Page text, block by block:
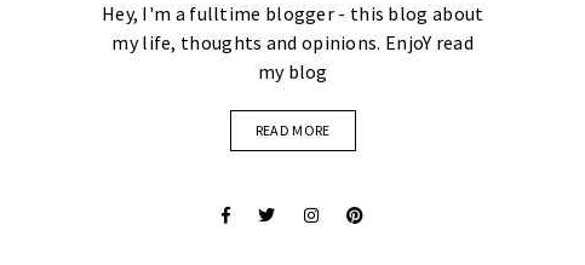
Hey, I'm a fulltime blogger - this blog about
my life, thoughts and opinions. EnjoY read
my blog
READ MORE